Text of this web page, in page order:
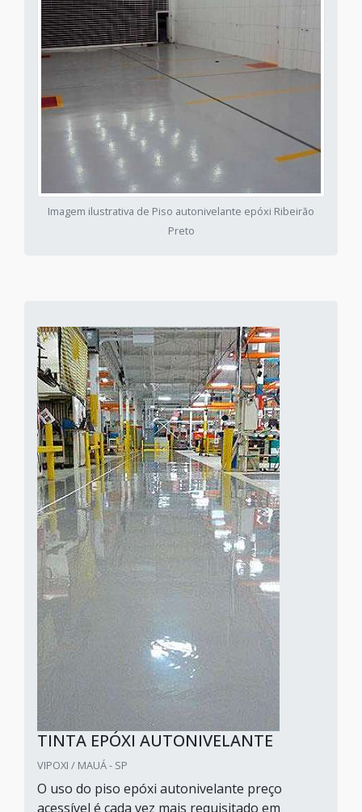
Imagem ilustrativa de Piso autonivelante epóxi Ribeirão
Preto
TINTA EPÓXI AUTONIVELANTE
VIPOXI / MAUÁ - SP
O uso do piso epóxi autonivelante preço
acessível é cada vez mais requisitado em